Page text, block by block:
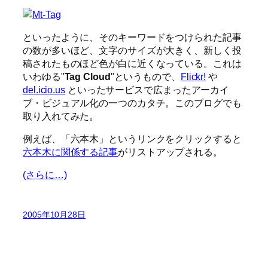
といったように、そのキーワードをつけられた記事
の数が多いほど、文字のサイズが大きく、新しく投
稿されたものほど色が白に近くなっている。これは
いわゆる"Tag Cloud"というもので、 Flickr! や
del.icio.usといったサービスで広まったアーカイ
ブ・ビジュアル化の一つのカタチ。このブログでも
取り入れてみた。
例えば、「六本木」というリンクをクリックすると
六本木に関係する記事がリストアップされる。
(さらに…)
2005年10月28日